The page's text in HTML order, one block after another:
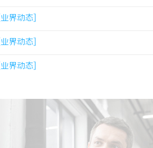
[业界动态]
[业界动态]
[业界动态]